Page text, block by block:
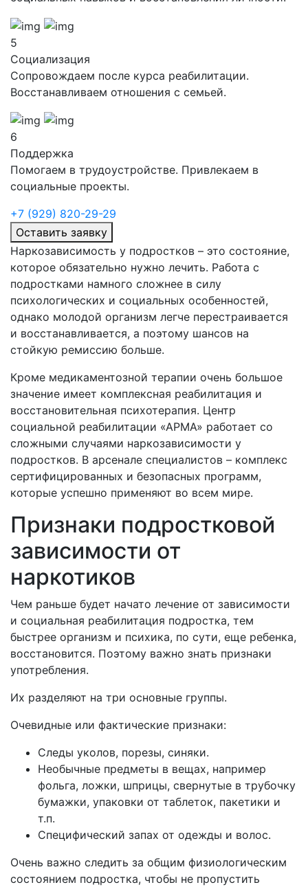
5
Социализация
Сопровождаем после курса реабилитации.
Восстанавливаем отношения с семьей.
6
Поддержка
Помогаем в трудоустройстве. Привлекаем в
социальные проекты.
+7 (929) 820-29-29
Оставить заявку
Наркозависимость у подростков – это состояние,
которое обязательно нужно лечить. Работа с
подростками намного сложнее в силу
психологических и социальных особенностей,
однако молодой организм легче перестраивается
и восстанавливается, а поэтому шансов на
стойкую ремиссию больше.
Кроме медикаментозной терапии очень большое
значение имеет комплексная реабилитация и
восстановительная психотерапия. Центр
социальной реабилитации «АРМА» работает со
сложными случаями наркозависимости у
подростков. В арсенале специалистов – комплекс
сертифицированных и безопасных программ,
которые успешно применяют во всем мире.
Признаки подростковой
зависимости от
наркотиков
Чем раньше будет начато лечение от зависимости
и социальная реабилитация подростка, тем
быстрее организм и психика, по сути, еще ребенка,
восстановится. Поэтому важно знать признаки
употребления.
Их разделяют на три основные группы.
Очевидные или фактические признаки:
Следы уколов, порезы, синяки.
Необычные предметы в вещах, например
фольга, ложки, шприцы, свернутые в трубочку
бумажки, упаковки от таблеток, пакетики и
т.п.
Специфический запах от одежды и волос.
Очень важно следить за общим физиологическим
состоянием подростка, чтобы не пропустить